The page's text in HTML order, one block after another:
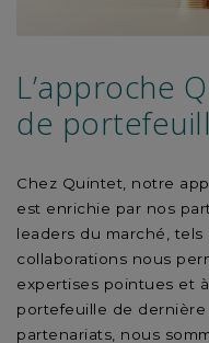
L’approche
de
Chez Quintet, notre
est enrichie par nos
leaders du marché,
collaborations nous
expertises pointues et
portefeuille de dernière
partenariats, nous